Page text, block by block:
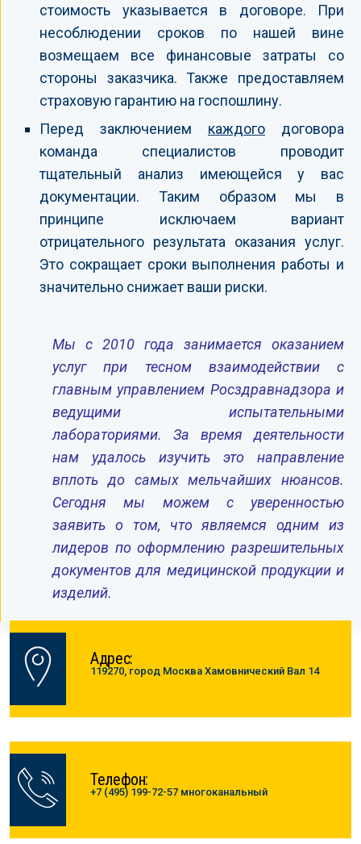
стоимость указывается в договоре. При
несоблюдении сроков по нашей вине
возмещаем все финансовые затраты со
стороны заказчика. Также предоставляем
страховую гарантию на госпошлину.
Перед заключением каждого договора
команда специалистов проводит
тщательный анализ имеющейся у вас
документации. Таким образом мы в
принципе исключаем вариант
отрицательного результата оказания услуг.
Это сокращает сроки выполнения работы и
значительно снижает ваши риски.
Мы с 2010 года занимается оказанием
услуг при тесном взаимодействии с
главным управлением Росздравнадзора и
ведущими испытательными
лабораториями. За время деятельности
нам удалось изучить это направление
вплоть до самых мельчайших нюансов.
Сегодня мы можем с уверенностью
заявить о том, что являемся одним из
лидеров по оформлению разрешительных
документов для медицинской продукции и
изделий.
Адрес:
119270, город Москва Хамовнический Вал 14
Телефон:
+7 (495) 199-72-57 многоканальный